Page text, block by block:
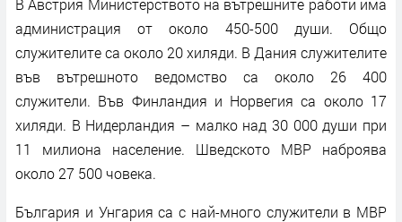
В Австрия Министерството на вътрешните работи има
администрация от около 450-500 души. Общо
служителите са около 20 хиляди. В Дания служителите
във вътрешното ведомство са около 26 400
служители. Във Финландия и Норвегия са около 17
хиляди. В Нидерландия – малко над 30 000 души при
11 милиона население. Шведското МВР наброява
около 27 500 човека.
България и Унгария са с най-много служители в МВР